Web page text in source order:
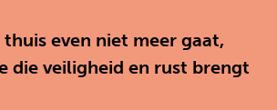
even niet meer gaat,
die veiligheid en rust brengt